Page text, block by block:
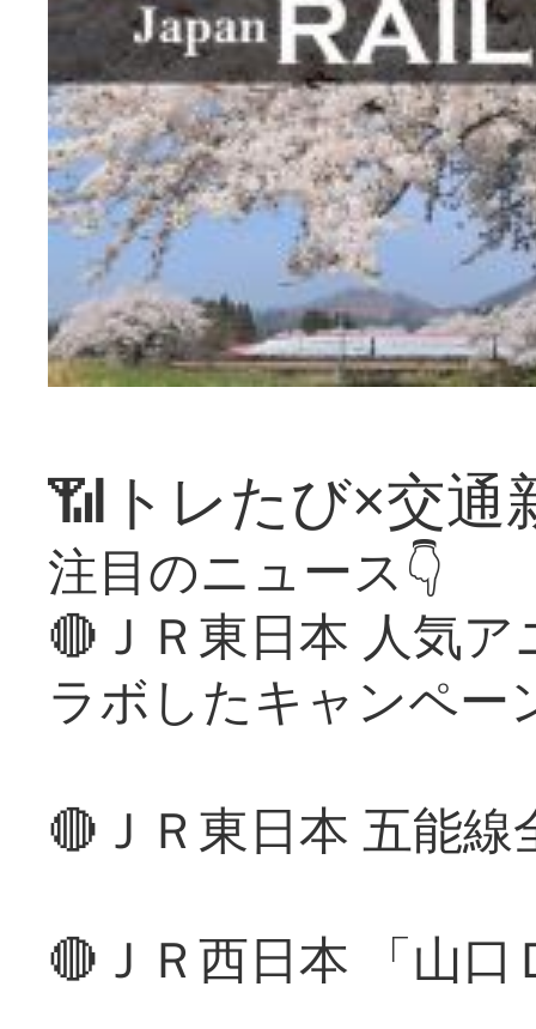
📶トレたび×交通
注目のニュース👇
🔴ＪＲ東日本 人気
ラボしたキャンペー
🔴ＪＲ東日本 五能
🔴ＪＲ西日本 「山